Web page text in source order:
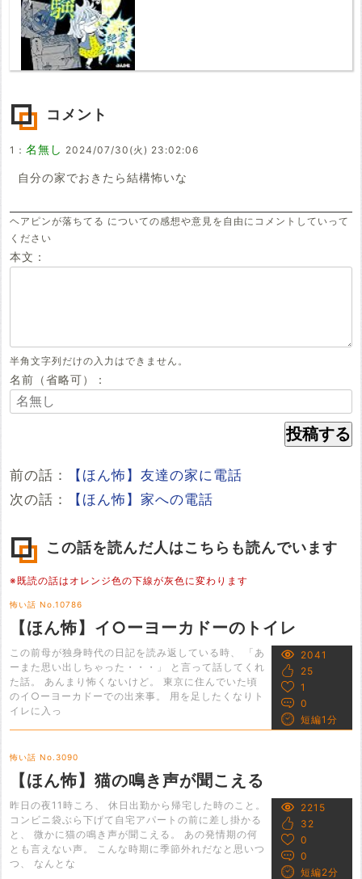
コメント
1： 名無し 2024/07/30(火) 23:02:06
自分の家でおきたら結構怖いな
ヘアピンが落ちてる についての感想や意見を自由にコメントしていって
ください
本文：
半角文字列だけの入力はできません。
名前（省略可）：
前の話：
【ほん怖】友達の家に電話
次の話：
【ほん怖】家への電話
この話を読んだ人はこちらも読んでいます
※既読の話はオレンジ色の下線が灰色に変わります
怖い話 No.10786
【ほん怖】イ○ーヨーカドーのトイレ
この前母が独身時代の日記を読み返している時、 「あ
ーまた思い出しちゃった・・・」 と言って話してくれ
た話。 あんまり怖くないけど。 東京に住んでいた頃
のイ○ーヨーカドーでの出来事。 用を足したくなりト
イレに入っ
2041
25
1
0
短編1分
怖い話 No.3090
【ほん怖】猫の鳴き声が聞こえる
昨日の夜11時ころ、 休日出勤から帰宅した時のこと。
コンビニ袋ぶら下げて自宅アパートの前に差し掛かる
と、 微かに猫の鳴き声が聞こえる。 あの発情期の何
とも言えない声。 こんな時期に季節外れだなと思いつ
つ、 なんとな
2215
32
0
0
短編2分